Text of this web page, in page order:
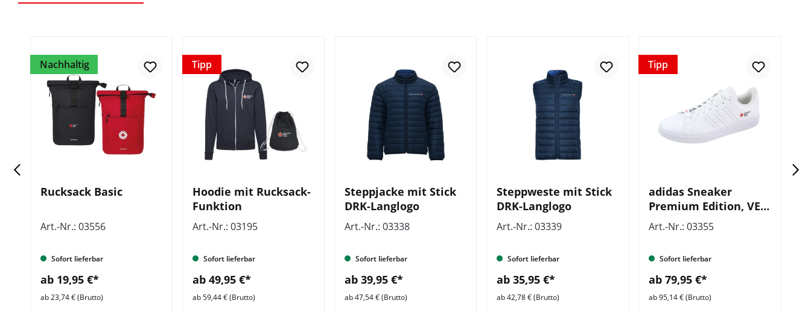
Nachhaltig
Rucksack Basic
Art.-Nr.: 03556
Sofort lieferbar
ab 19,95 €*
ab 23,74 € (Brutto)
Tipp
Hoodie mit Rucksack-
Funktion
Art.-Nr.: 03195
Sofort lieferbar
ab 49,95 €*
ab 59,44 € (Brutto)
Steppjacke mit Stick
DRK-Langlogo
Art.-Nr.: 03338
Sofort lieferbar
ab 39,95 €*
ab 47,54 € (Brutto)
Steppweste mit Stick
DRK-Langlogo
Art.-Nr.: 03339
Sofort lieferbar
ab 35,95 €*
ab 42,78 € (Brutto)
Tipp
adidas Sneaker
Premium Edition, VE =
1 Paar
Art.-Nr.: 03355
Sofort lieferbar
ab 79,95 €*
ab 95,14 € (Brutto)